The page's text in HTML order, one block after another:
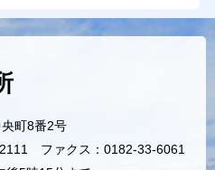
町8番2号
ファクス：0182-33-6061